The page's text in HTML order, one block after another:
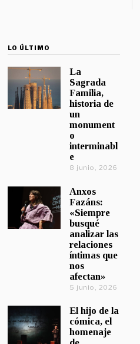
LO ÚLTIMO
La
Sagrada
Familia,
historia de
un
monument
o
interminabl
e
8 junio, 2026
Anxos
Fazáns:
«Siempre
busqué
analizar las
relaciones
íntimas que
nos
afectan»
5 junio, 2026
El hijo de la
cómica, el
homenaje